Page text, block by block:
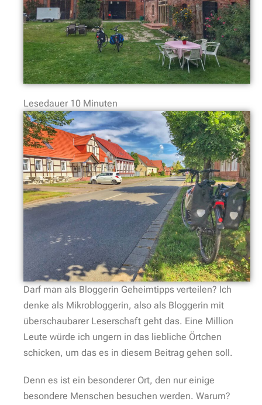
Lesedauer 10 Minuten
Darf man als Bloggerin Geheimtipps verteilen? Ich
denke als Mikrobloggerin, also als Bloggerin mit
überschaubarer Leserschaft geht das. Eine Million
Leute würde ich ungern in das liebliche Örtchen
schicken, um das es in diesem Beitrag gehen soll.
Denn es ist ein besonderer Ort, den nur einige
besondere Menschen besuchen werden. Warum?